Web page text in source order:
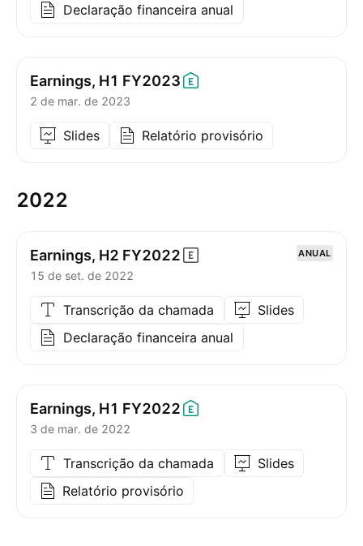
Declaração financeira anual
Earnings, H1 FY2023
2 de mar. de 2023
Slides Relatório provisório
2022
Earnings, H2 FY2022 ANUAL
15 de set. de 2022
Transcrição da chamada
Slides
Declaração financeira anual
Earnings, H1 FY2022
3 de mar. de 2022
Transcrição da chamada
Slides
Relatório provisório